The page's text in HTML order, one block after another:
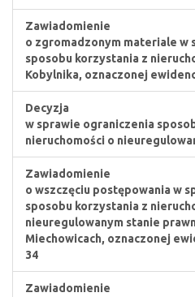
Zawiadomienie
o zgromadzonym materiale w
sposobu korzystania z
Kobylnika, oznaczonej
Decyzja
w sprawie ograniczenia
nieruchomości o
Zawiadomienie
o wszczęciu postępowania w
sposobu korzystania z
nieuregulowanym stanie
Miechowicach, oznaczonej
34
Zawiadomienie